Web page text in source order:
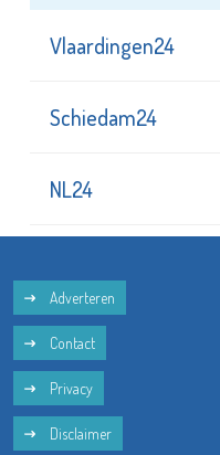
Vlaardingen24
Schiedam24
NL24
Adverteren
Contact
Privacy
Disclaimer